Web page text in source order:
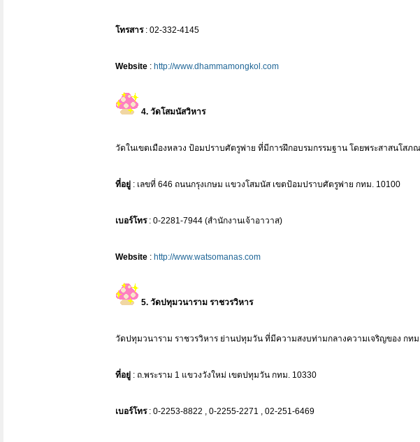
โทรสาร: 02-332-4145
Website : http://www.dhammamongkol.com
4. วัดโสมนัสวิหาร
วัดในเขตเมืองหลวง ป้อมปราบศัตรูพ่าย ที่มีการฝึกอบรมกรรมฐาน โดยพระสาสนโส
ที่อยู่ : เลขที่ 646 ถนนกรุงเกษม แขวงโสมนัส เขตป้อมปราบศัตรูพ่าย กทม. 10100
เบอร์โทร: 0-2281-7944 (สำนักงานเจ้าอาวาส)
Website : http://www.watsomanas.com
5. วัดปทุมวนาราม ราชวรวิหาร
วัดปทุมวนาราม ราชวรวิหาร ย่านปทุมวัน ที่มีความสงบท่ามกลางความเจริญของ กท
ที่อยู่ : ถ.พระราม 1 แขวงวังใหม่ เขตปทุมวัน กทม. 10330
เบอร์โทร: 0-2253-8822 , 0-2255-2271 , 02-251-6469